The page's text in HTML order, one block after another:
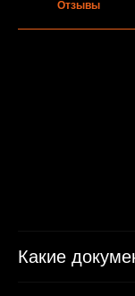
Отзывы
Какие